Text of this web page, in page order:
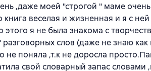
,даже моей "строгой " маме очень
книга веселая и жизненная и я с
этого я не была знакома с
слов (даже не знаю как
не поняла ,т.к не доросла
свой словарный запас словами